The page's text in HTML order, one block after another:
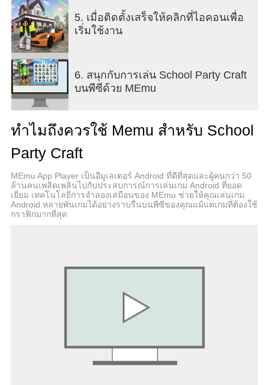
ความสัมพันธ์ระหว่างผู้เล่น:
ไม่ต้องกังวล คุณไม่ได้อยู่คนเดียวในเมือง
มีผู้คนนับพันในเมืองที่คุณสามารถสื่อสาร เป็นเพื่อน
เดินเล่นด้วยกัน เยี่ยมชมร้านอาหารและสวนสาธารณะ
ขับซูเปอร์คาร์ด้วยกัน และเที่ยวเล่นในไนท์คลับ
หากคุณชอบตัวละครนี้ ให้เพิ่มเขาลงในสมุดโทรศัพท์
และสื่อสารกับเขาทาง SMS ได้ตลอดเวลา
เพนท์บอล:
มีอาวุธเพนท์บอลให้เลือกมากมาย:
ปืนกลขนาดเล็ก ปืนพก ปืนไรเฟิลจู่โจม ปืนกลไดโนกัน
ปืนบาซูก้าชาร์ก และอื่นๆ อีกมากมาย
ทั้งหมดนี้ยิงกระสุนสีด้วยสี
ยิงอันธพาลที่ขโมยเหรียญของคุณไป แล้วพวกเขาจะ
คืนเหรียญให้กับคุณ
สถานที่น่าสนใจ:
- สวนสาธารณะขนาดใหญ่
- ร้านอาหารและโรงภาพยนตร์
- ตัวแทนจำหน่ายรถยนต์และปั๊มน้ำมัน
5. เมื่อติดตั้งเสร็จให้คลิกที่ไอคอนเพื่อ
เริ่มใช้งาน
6. สนุกกับการเล่น School Party Craft
บนพีซีด้วย MEmu
ทำไมถึงควรใช้ Memu สำหรับ School
Party Craft
MEmu App Player เป็นอีมูเลเตอร์ Android ที่ดีที่สุดและผู้คนกว่า 50
ล้านคนเพลิดเพลินไปกับประสบการณ์การเล่นเกม Android ที่ยอด
เยี่ยม เทคโนโลยีการจำลองเสมือนของ MEmu ช่วยให้คุณเล่นเกม
Android หลายพันเกมได้อย่างราบรื่นบนพีซีของคุณแม้แต่เกมที่ต้องใช้
กราฟิกมากที่สุด